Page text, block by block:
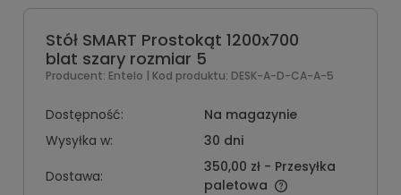
Stół SMART Prostokąt 1200x700
blat szary rozmiar 5
Producent: Entelo | Kod produktu: DESK-A-D-CA-A-5
Dostępność:
Na magazynie
Wysyłka w:
30 dni
Dostawa:
350,00 zł - Przesyłka
paletowa